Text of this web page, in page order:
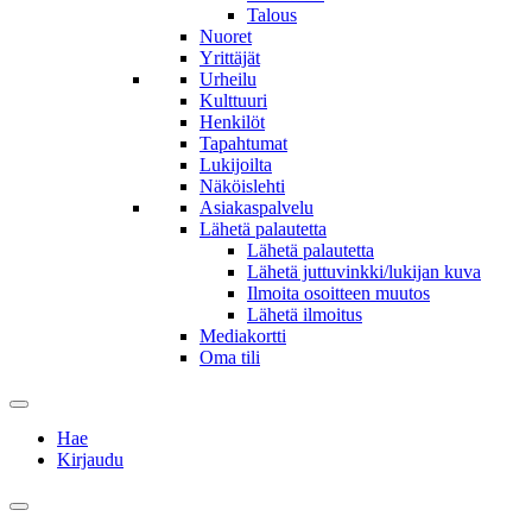
Talous
Nuoret
Yrittäjät
Urheilu
Kulttuuri
Henkilöt
Tapahtumat
Lukijoilta
Näköislehti
Asiakaspalvelu
Lähetä palautetta
Lähetä palautetta
Lähetä juttuvinkki/lukijan kuva
Ilmoita osoitteen muutos
Lähetä ilmoitus
Mediakortti
Oma tili
Hae
Kirjaudu